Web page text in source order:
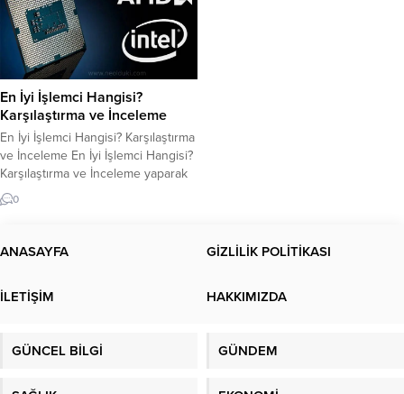
En İyi İşlemci Hangisi?
Karşılaştırma ve İnceleme
En İyi İşlemci Hangisi? Karşılaştırma
ve İnceleme En İyi İşlemci Hangisi?
Karşılaştırma ve İnceleme yaparak
sizler için hazırladık. Bilgisayarlar,
işlemci adı verilen ana bileşen
bilgisayarın hızını ve performansını
markası ve modeli var. Hangi
0
ANASAYFA GİZLİLİK POLİTİKASI
İLETİŞİM HAKKIMIZDA
GÜNCEL BİLGİ GÜNDEM